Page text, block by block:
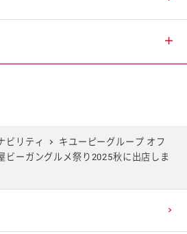
ビリティ
キユーピーグループ オフ
ビーガングルメ祭り2025秋に出店しま